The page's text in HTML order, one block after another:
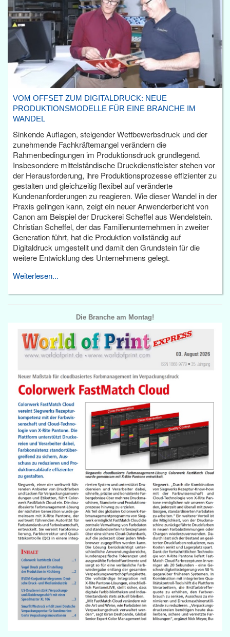
VOM OFFSET ZUM DIGITALDRUCK: NEUE
PRODUKTIONSMODELLE FÜR EINE BRANCHE IM
WANDEL
Sinkende Auflagen, steigender Wettbewerbsdruck und der
zunehmende Fachkräftemangel verändern die
Rahmenbedingungen im Produktionsdruck grundlegend.
Insbesondere mittelständische Druckdienstleister stehen vor
der Herausforderung, ihre Produktionsprozesse effizienter zu
gestalten und gleichzeitig flexibel auf veränderte
Kundenanforderungen zu reagieren. Wie dieser Wandel in der
Praxis gelingen kann, zeigt ein neuer Anwenderbericht von
Canon am Beispiel der Druckerei Scheffel aus Wendelstein.
Christian Scheffel, der das Familienunternehmen in zweiter
Generation führt, hat die Produktion vollständig auf
Digitaldruck umgestellt und damit den Grundstein für die
weitere Entwicklung des Unternehmens gelegt.
Weiterlesen...
Die Branche am Montag!